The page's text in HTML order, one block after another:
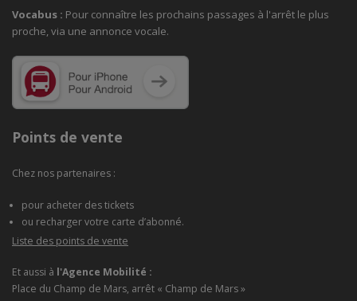
Vocabus : Pour connaître les prochains passages à l'arrêt le plus
proche, via une annonce vocale.
Points de vente
Chez nos partenaires :
pour acheter des tickets
ou recharger votre carte d’abonné.
Liste des points de vente
Et aussi à l'Agence Mobilité :
Place du Champ de Mars, arrêt « Champ de Mars »